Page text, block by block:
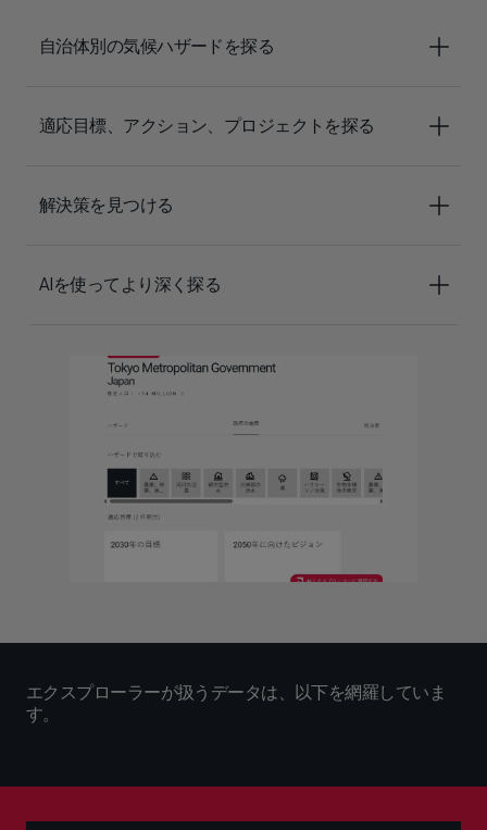
自治体別の気候ハザードを探る
適応目標、アクション、プロジェクトを探る
解決策を見つける
AIを使ってより深く探る
エクスプローラーが扱うデータは、以下を網羅していま
す。